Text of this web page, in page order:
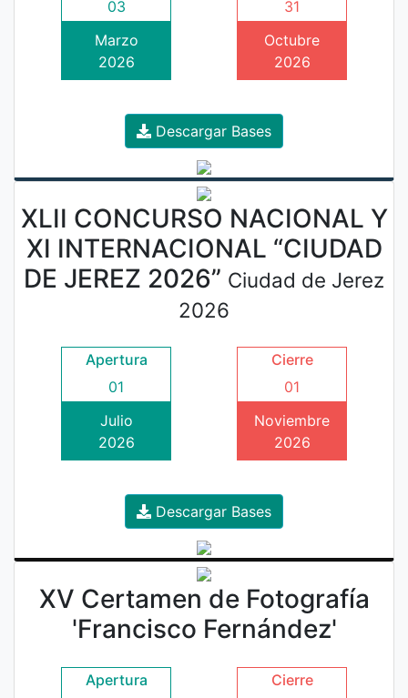
03
Marzo
2026
31
Octubre
2026
Descargar Bases
XLII CONCURSO NACIONAL Y
XI INTERNACIONAL “CIUDAD
DE JEREZ 2026” Ciudad de Jerez
2026
Apertura
01
Julio
2026
Cierre
01
Noviembre
2026
Descargar Bases
XV Certamen de Fotografía
'Francisco Fernández'
Apertura
Cierre